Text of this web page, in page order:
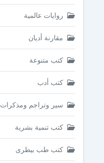
روايات عالمية
مقارنة أديان
كتب متنوعة
كتب أدب
سير وتراجم ومذكرات
كتب تنمية بشرية
كتب طب بيطرى